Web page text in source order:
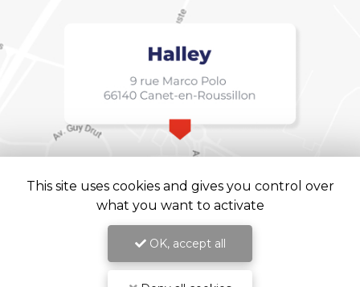
This site uses cookies and gives you control over
what you want to activate
OK, accept all